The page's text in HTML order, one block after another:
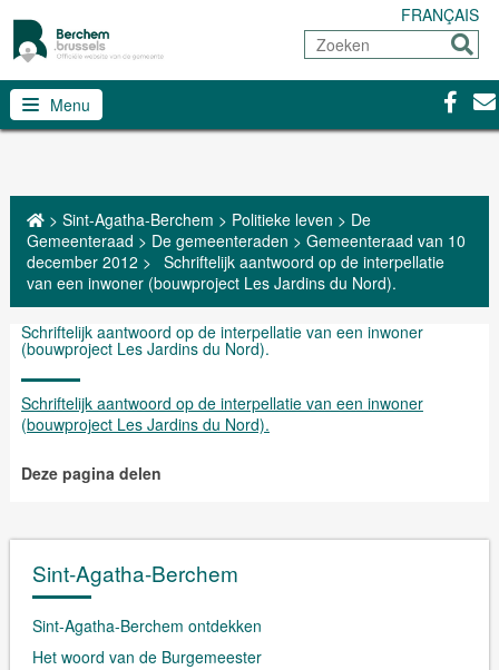
FRANÇAIS
Zoeken
Sturen
Menu
> Sint-Agatha-Berchem > Politieke leven > De
Gemeenteraad > De gemeenteraden > Gemeenteraad van 10
december 2012 > Schriftelijk aantwoord op de interpellatie
van een inwoner (bouwproject Les Jardins du Nord).
Schriftelijk aantwoord op de interpellatie van een inwoner
(bouwproject Les Jardins du Nord).
Schriftelijk aantwoord op de interpellatie van een inwoner
(bouwproject Les Jardins du Nord).
Deze pagina delen
Sint-Agatha-Berchem
Sint-Agatha-Berchem ontdekken
Het woord van de Burgemeester